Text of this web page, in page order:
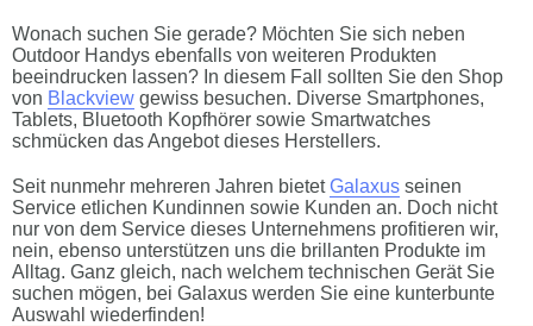
Wonach suchen Sie gerade? Möchten Sie sich neben
Outdoor Handys ebenfalls von weiteren Produkten
beeindrucken lassen? In diesem Fall sollten Sie den Shop
von Blackview gewiss besuchen. Diverse Smartphones,
Tablets, Bluetooth Kopfhörer sowie Smartwatches
schmücken das Angebot dieses Herstellers.
Seit nunmehr mehreren Jahren bietetGalaxus seinen
Service etlichen Kundinnen sowie Kunden an. Doch nicht
nur von dem Service dieses Unternehmens profitieren wir,
nein, ebenso unterstützen uns die brillanten Produkte im
Alltag. Ganz gleich, nach welchem technischen Gerät Sie
suchen mögen, bei Galaxus werden Sie eine kunterbunte
Auswahl wiederfinden!